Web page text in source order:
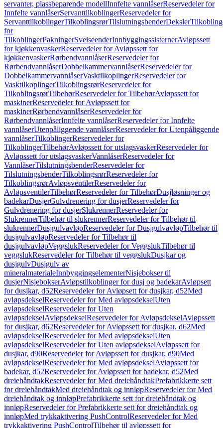
servanter, plassbeparende modellInnfelte vannlåserReservedeler for
Innfelte vannlåserServanttilkoblingerReservedeler for
ServanttilkoblingerTilkoblingsrørTilslutningsbenderDeksler
for
TilkoblingerPakningerSveiseenderInnbyggingssisternerAvløpssett
for kjøkkenvaskerReservedeler for Avløpssett for
kjøkkenvaskerRørbendvannlåserReservedeler for
RørbendvannlåserDobbelkammervannlåserReservedeler for
DobbelkammervannlåserVasktilkoplingerReservedeler for
VasktilkoplingerTilkoblingsrørReservedeler for
TilkoblingsrørTilbehørReservedeler for TilbehørAvløpssett for
maskinerReservedeler for Avløpssett for
maskinerRørbendvannlåserReservedeler for
RørbendvannlåserInnfelte vannlåserReservedeler for Innfelte
vannlåserUtenpåliggende vannlåserReservedeler for Utenpåliggende
vannlåserTilkoblingerReservedeler for
TilkoblingerTilbehørAvløpssett for utslagsvaskerReservedeler for
Avløpssett for utslagsvaskerVannlåserReservedeler for
VannlåserTilslutningsbenderReservedeler for
TilslutningsbenderTilkoblingsrørReservedeler for
TilkoblingsrørAvløpsventilerReservedeler for
AvløpsventilerTilbehørReservedeler for TilbehørDusjløsninger og
badekarDusjerGulvdrenering for dusjerReservedeler for
Gulvdrenering for dusjerSlukrennerReservedeler for
SlukrennerTilbehør til slukrennerReservedeler for Tilbehør til
slukrennerDusjgulvavløpReservedeler for DusjgulvavløpTilbehør til
dusjgulvavløpReservedeler for Tilbehør til
dusjgulvavløpVeggslukReservedeler for VeggslukTilbehør til
veggslukReservedeler for Tilbehør til veggslukDusjkar og
dusjgulvDusjgulv av
mineralmaterialeInnbyggingselementerNisjebokser til
dusjerNisjebokserAvløpstilkoblinger for dusj og badekarAvløpsett
for dusjkar, d52Reservedeler for Avløpsett for dusjkar, d52Med
avløpsdekselReservedeler for Med avløpsdekselUten
avløpsdekselReservedeler for Uten
avløpsdekselAvløpsdekselReservedeler for AvløpsdekselAvløpssett
for dusjkar, d62Reservedeler for Avløpssett for dusjkar, d62Med
avløpsdekselReservedeler for Med avløpsdekselUten
avløpsdekselReservedeler for Uten avløpsdekselAvløpssett for
dusjkar, d90Reservedeler for Avløpssett for dusjkar, d90Med
avløpsdekselReservedeler for Med avløpsdekselAvløpssett for
badekar, d52Reservedeler for Avløpssett for badekar, d52Med
dreiehåndtakReservedeler for Med dreiehåndtakPrefabrikkerte sett
for dreiehåndtakMed dreiehåndtak og innløpReservedeler for Med
dreiehåndtak og innløpPrefabrikkerte sett for dreiehåndtak og
innløpReservedeler for Prefabrikkerte sett for dreiehåndtak og
innløpMed trykkaktivering PushControlReservedeler for Med
trykkaktivering PushControlTilbehør til avløpssett for